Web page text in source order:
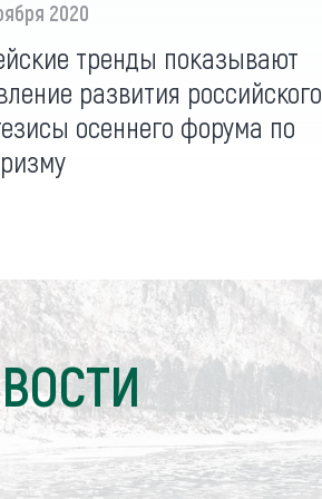
2020
тренды показывают
развития российского
осеннего форума по